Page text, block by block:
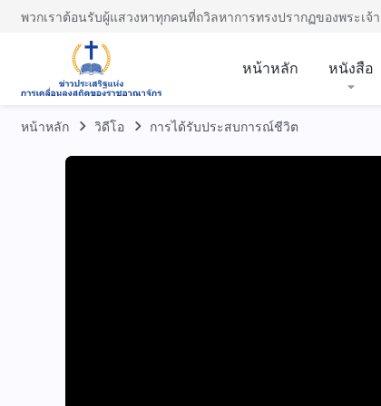
พวกเราต้อนรับผู้แสวงหาทุกคนที่ถวิลหาการทรงปรากฏของพระเจ้
หน้าหลัก หนังสือ
หน้าหลัก วิดีโอ การได้รับประสบการณ์ชีวิต